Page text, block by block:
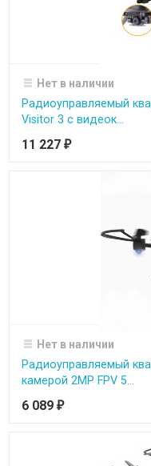
Нет в наличии
Радиоуправляемый
Visitor 3 с видеок...
11 227 ₽
Нет в наличии
Радиоуправляемый
камерой 2MP FPV 5...
6 089 ₽